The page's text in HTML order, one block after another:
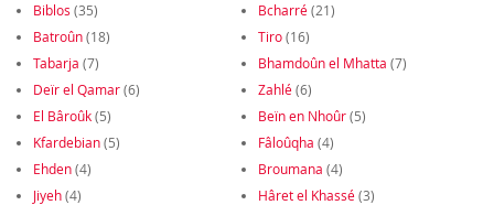
Biblos (35) Bcharré(21)
Batroûn(18) Tiro(16)
Tabarja (7) Bhamdoûn el Mhatta (7)
Deïr el Qamar(6) Zahlé(6)
El Bâroûk(5) Beïn en Nhoûr(5)
Kfardebian(5) Fâloûqha (4)
Ehden(4) Broumana (4)
Jiyeh(4) Hâret el Khassé(3)